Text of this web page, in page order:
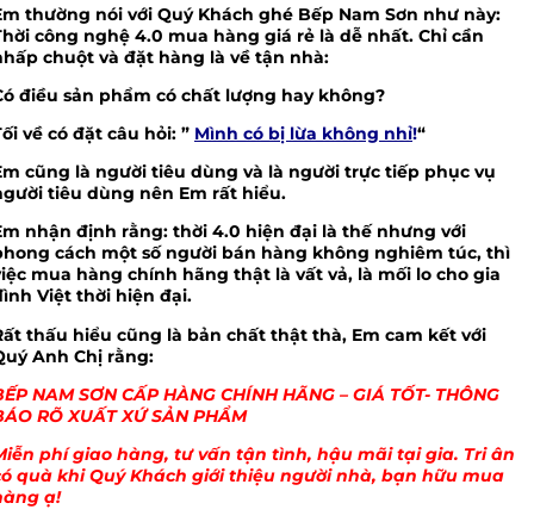
thường nói với Quý Khách ghé Bếp Nam Sơn như này:
công nghệ 4.0 mua hàng giá rẻ là dễ nhất. Chỉ cần
chuột và đặt hàng là về tận nhà:
điều sản phẩm có chất lượng hay không?
về có đặt câu hỏi: ” Mình có bị lừa không nhỉ!“
cũng là người tiêu dùng và là người trực tiếp phục vụ
tiêu dùng nên Em rất hiểu.
nhận định rằng: thời 4.0 hiện đại là thế nhưng với
cách một số người bán hàng không nghiêm túc, thì
mua hàng chính hãng thật là vất vả, là mối lo cho gia
Việt thời hiện đại.
thấu hiểu cũng là bản chất thật thà, Em cam kết với
Anh Chị rằng:
NAM SƠN CẤP HÀNG CHÍNH HÃNG – GIÁ TỐT- THÔNG
RÕ XUẤT XỨ SẢN PHẨM
phí giao hàng, tư vấn tận tình, hậu mãi tại gia. Tri ân
quà khi Quý Khách giới thiệu người nhà, bạn hữu mua
ạ!